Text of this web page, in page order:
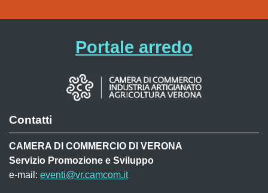
Portale arredo
Contatti
CAMERA DI COMMERCIO DI VERONA
Servizio Promozione e Sviluppo
e-mail: eventi@vr.camcom.it